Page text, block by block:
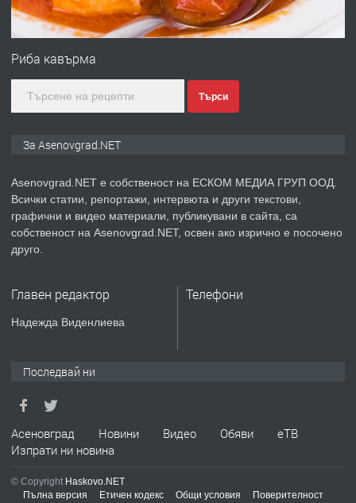
ПРЕДЛАГА
Професионална зеленчукорезачка
преди 2 години
ПРЕДЛАГА
Давам индивидуалани уроци по
ремонт на покриви
ПРЕДЛАГА
Пликове - СКОРПИОПЛАСТ
Риба кавърма
Търси
За Asenovgrad.NET
Asenovgrad.NET е собственост на ЕСКОМ МЕДИА ГРУП ООД.
Всички статии, репортажи, интервюта и други текстови,
графични и видео материали, публикувани в сайта, са
собственост на Asenovgrad.NET, освен ако изрично е посочено
друго.
Главен редактор
Надежда Виденлиева
Телефони
Последвай ни
Асеновград Новини Видео Обяви
еТВ
Изпрати ни новина
© Copyright Haskovo.NET
Пълна версия
Етичен кодекс Общи условия Поверителност